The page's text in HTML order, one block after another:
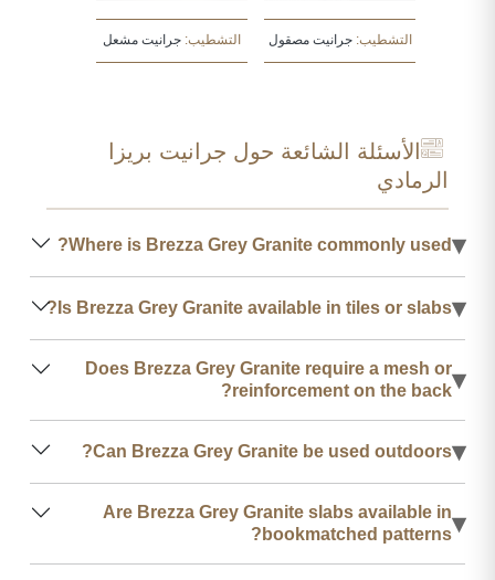
التشطيب:جرانيت مصقول التشطيب: جرانيت مشعل
الأسئلة الشائعة حول جرانيت بريزا
الرمادي
▾
Where is Brezza Grey Granite commonly used?
▾
Is Brezza Grey Granite available in tiles or slabs?
▾
Does Brezza Grey Granite require a mesh or
reinforcement on the back?
▾
Can Brezza Grey Granite be used outdoors?
▾
Are Brezza Grey Granite slabs available in
bookmatched patterns?